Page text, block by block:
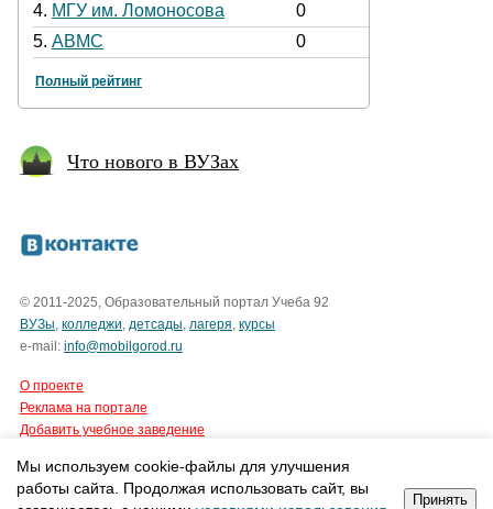
4. МГУ им. Ломоносова
0
5. АВМС 0
Полный рейтинг
Что нового в ВУЗах
© 2011-2025, Образовательный портал Учеба 92
ВУЗы, колледжи, детсады, лагеря, курсы
e-mail: info@mobilgorod.ru
О проекте
Реклама на портале
Добавить учебное заведение
Все права защищены.
Интернет-агентство Tian Group
Мы используем cookie-файлы для улучшения
работы сайта. Продолжая использовать сайт, вы
Принять